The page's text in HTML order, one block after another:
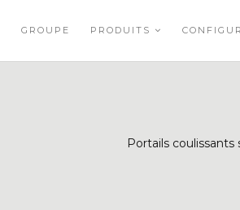
GROUPE PRODUITS
Portails coulissants